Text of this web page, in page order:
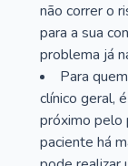
não correr o
para a sua
problema já
Para
clínico geral,
próximo pelo
paciente há